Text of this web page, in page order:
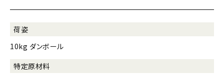
荷姿
10kg ダンボール
特定原材料